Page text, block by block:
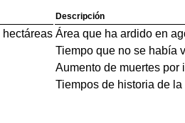
Descripción
hectáreas Área que ha ardido en
Tiempo que no se había
Aumento de muertes por
Tiempos de historia de